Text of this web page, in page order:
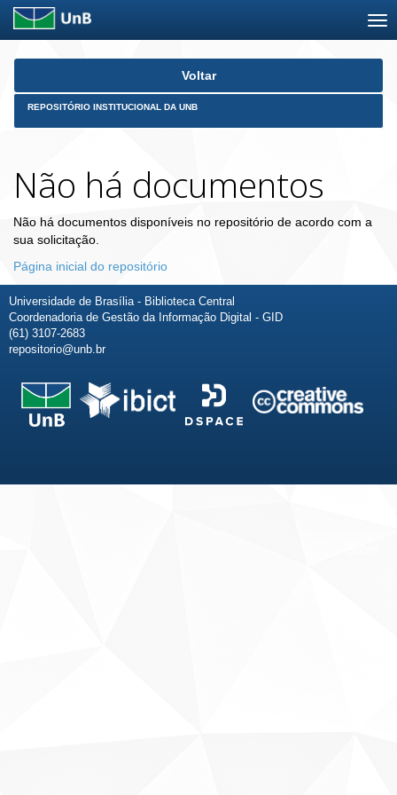
Skip
Voltar
REPOSITÓRIO INSTITUCIONAL DA UNB
Não há documentos
Não há documentos disponíveis no repositório de acordo com a
sua solicitação.
Página inicial do repositório
Universidade de Brasília - Biblioteca Central
Coordenadoria de Gestão da Informação Digital - GID
(61) 3107-2683
repositorio@unb.br